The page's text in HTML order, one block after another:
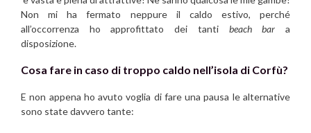
Non mi ha fermato neppure il caldo estivo, perché
all’occorrenza ho approfittato dei tanti beach bar a
disposizione.
Cosa fare in caso di troppo caldo nell’isola di Corfù?
E non appena ho avuto voglia di fare una pausa le alternative
sono state davvero tante: